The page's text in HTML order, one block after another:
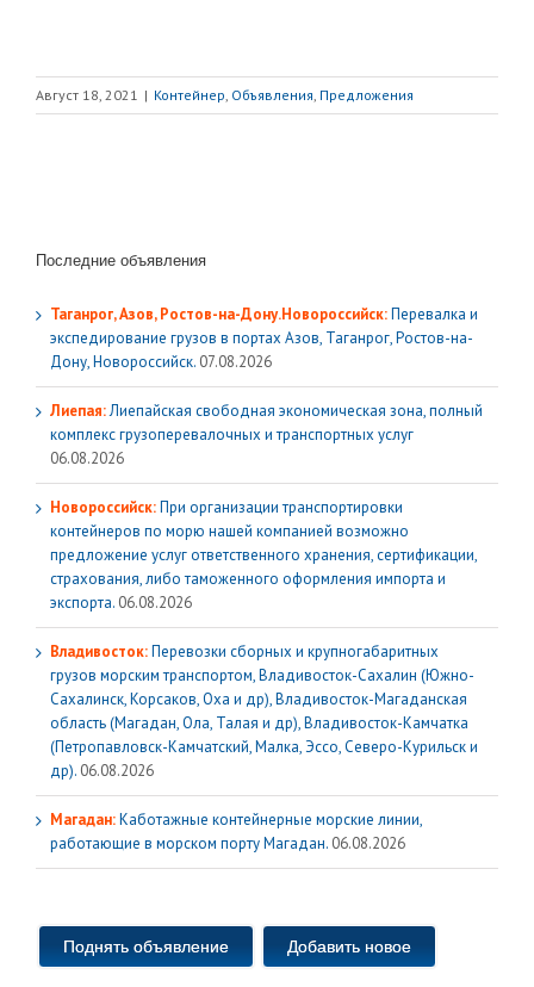
Август 18, 2021 | Контейнер, Объявления, Предложения
Последние объявления
Таганрог, Азов, Ростов-на-Дону.Новороссийск:Перевалка и
экспедирование грузов в портах Азов, Таганрог, Ростов-на-
Дону, Новороссийск. 07.08.2026
Лиепая:Лиепайская свободная экономическая зона, полный
комплекс грузoперевалочных и транспортных услуг
06.08.2026
Новороссийск:При организации транспортировки
контейнеров по морю нашей компанией возможно
предложение услуг ответственного хранения, сертификации,
страхования, либо таможенного оформления импорта и
экспорта. 06.08.2026
Владивосток:Перевозки сборных и крупногабаритных
грузов морским транспортом, Владивосток-Сахалин (Южно-
Сахалинск, Корсаков, Оха и др), Владивосток-Магаданская
область (Магадан, Ола, Талая и др), Владивосток-Камчатка
(Петропавловск-Камчатский, Малка, Эссо, Северо-Курильск и
др). 06.08.2026
Магадан:Каботажные контейнерные морские линии,
работающие в морском порту Магадан. 06.08.2026
Поднять объявление Добавить новое